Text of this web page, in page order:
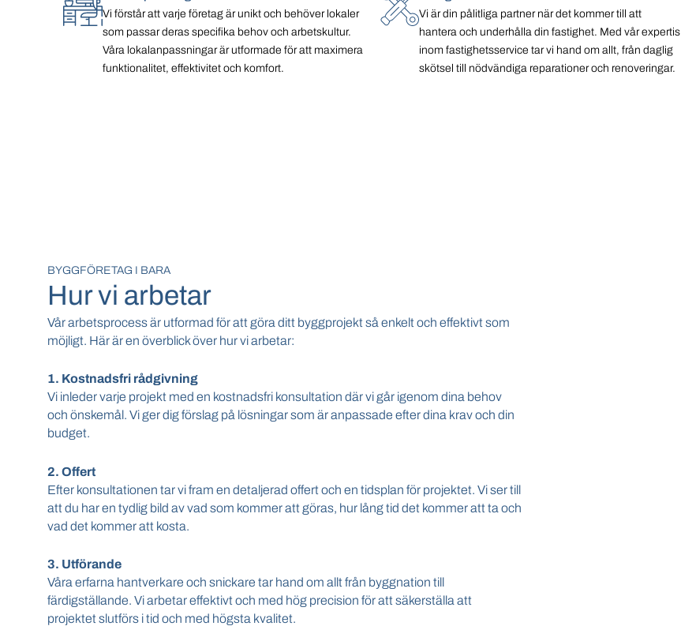
Vi förstår att varje företag är unikt och behöver lokaler
som passar deras specifika behov och arbetskultur.
Våra lokalanpassningar är utformade för att maximera
funktionalitet, effektivitet och komfort.
Vi är din pålitliga partner när det kommer till att
hantera och underhålla din fastighet. Med vår expertis
inom fastighetsservice tar vi hand om allt, från daglig
skötsel till nödvändiga reparationer och renoveringar.
BYGGFÖRETAG I BARA
Hur vi arbetar
Vår arbetsprocess är utformad för att göra ditt byggprojekt så enkelt och effektivt som
möjligt. Här är en överblick över hur vi arbetar:
1. Kostnadsfri rådgivning
Vi inleder varje projekt med en kostnadsfri konsultation där vi går igenom dina behov
och önskemål. Vi ger dig förslag på lösningar som är anpassade efter dina krav och din
budget.
2. Offert
Efter konsultationen tar vi fram en detaljerad offert och en tidsplan för projektet. Vi ser till
att du har en tydlig bild av vad som kommer att göras, hur lång tid det kommer att ta och
vad det kommer att kosta.
3. Utförande
Våra erfarna hantverkare och snickare tar hand om allt från byggnation till
färdigställande. Vi arbetar effektivt och med hög precision för att säkerställa att
projektet slutförs i tid och med högsta kvalitet.